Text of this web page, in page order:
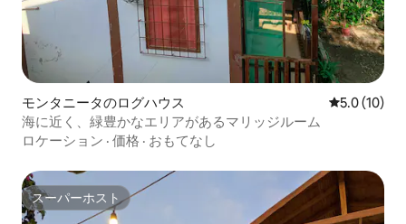
モンタニータのログハウス レビュー10
5.0 (10)
海に近く、緑豊かなエリアがあるマリッジルーム
ロケーション · 価格 · おもてなし
スーパーホスト
スーパーホスト